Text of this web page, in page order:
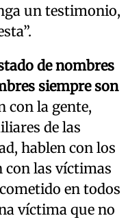
un testimonio,
de nombres
siempre son
con la gente,
de las
hablen con los
con las víctimas
en todos
víctima que no